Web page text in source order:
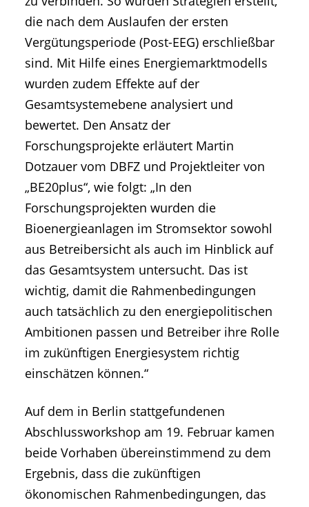
die nach dem Auslaufen der ersten
Vergütungsperiode (Post-EEG) erschließbar
sind. Mit Hilfe eines Energiemarktmodells
wurden zudem Effekte auf der
Gesamtsystemebene analysiert und
bewertet. Den Ansatz der
Forschungsprojekte erläutert Martin
Dotzauer vom DBFZ und Projektleiter von
„BE20plus“, wie folgt: „In den
Forschungsprojekten wurden die
Bioenergieanlagen im Stromsektor sowohl
aus Betreibersicht als auch im Hinblick auf
das Gesamtsystem untersucht. Das ist
wichtig, damit die Rahmenbedingungen
auch tatsächlich zu den energiepolitischen
Ambitionen passen und Betreiber ihre Rolle
im zukünftigen Energiesystem richtig
einschätzen können.“
Auf dem in Berlin stattgefundenen
Abschlussworkshop am 19. Februar kamen
beide Vorhaben übereinstimmend zu dem
Ergebnis, dass die zukünftigen
ökonomischen Rahmenbedingungen, das